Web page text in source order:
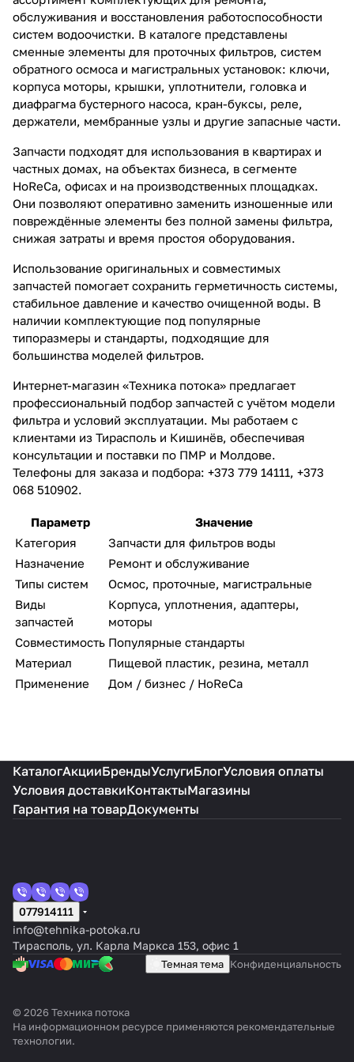
обслуживания и восстановления работоспособности
систем водоочистки. В каталоге представлены
сменные элементы для проточных фильтров, систем
обратного осмоса и магистральных установок: ключи,
корпуса моторы, крышки, уплотнители, головка и
диафрагма бустерного насоса, кран-буксы, реле,
держатели, мембранные узлы и другие запасные части.
Запчасти подходят для использования в квартирах и
частных домах, на объектах бизнеса, в сегменте
HoReCa, офисах и на производственных площадках.
Они позволяют оперативно заменить изношенные или
повреждённые элементы без полной замены фильтра,
снижая затраты и время простоя оборудования.
Использование оригинальных и совместимых
запчастей помогает сохранить герметичность системы,
стабильное давление и качество очищенной воды. В
наличии комплектующие под популярные
типоразмеры и стандарты, подходящие для
большинства моделей фильтров.
Интернет-магазин «Техника потока» предлагает
профессиональный подбор запчастей с учётом модели
фильтра и условий эксплуатации. Мы работаем с
клиентами из Тирасполь и Кишинёв, обеспечивая
консультации и поставки по ПМР и Молдове.
Телефоны для заказа и подбора: +373 779 14111, +373
068 510902.
Параметр
Значение
Категория
Запчасти для фильтров воды
Назначение
Ремонт и обслуживание
Типы систем
Осмос, проточные, магистральные
Виды
запчастей
Корпуса, уплотнения, адаптеры,
моторы
Совместимость Популярные стандарты
Материал
Пищевой пластик, резина, металл
Применение
Дом / бизнес / HoReCa
КаталогАкцииБрендыУслугиБлогУсловия оплаты
Условия доставкиКонтактыМагазины
Гарантия на товарДокументы
077914111
info@tehnika-potoka.ru
Тирасполь, ул. Карла Маркса 153, офис 1
Темная тема Конфиденциальность
© 2026 Техника потока
На информационном ресурсе применяются рекомендательные
технологии.